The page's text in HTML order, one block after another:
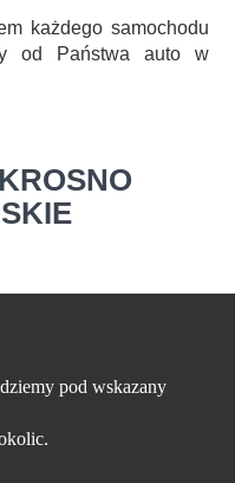
każdego samochodu
od Państwa auto w
pod wskazany